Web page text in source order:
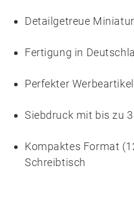
Detailgetreue
Fertigung in
Perfekter
Siebdruck mit bis zu
Kompaktes Format
Schreibtisch